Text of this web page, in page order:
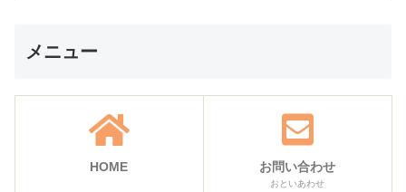
メニュー
HOME お問い合わせ
おといあわせ